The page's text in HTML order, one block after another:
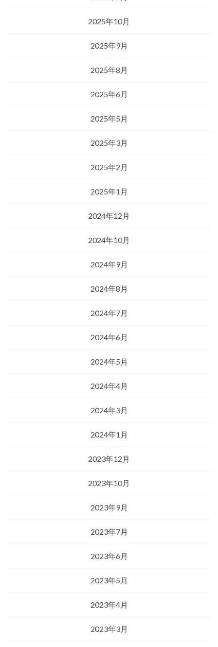
2025年10月
2025年9月
2025年8月
2025年6月
2025年5月
2025年3月
2025年2月
2025年1月
2024年12月
2024年10月
2024年9月
2024年8月
2024年7月
2024年6月
2024年5月
2024年4月
2024年3月
2024年1月
2023年12月
2023年10月
2023年9月
2023年7月
2023年6月
2023年5月
2023年4月
2023年3月